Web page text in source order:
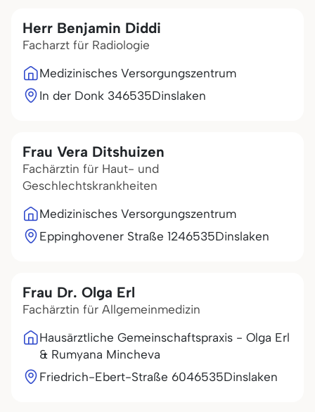
Herr Benjamin Diddi
Facharzt für Radiologie
Medizinisches Versorgungszentrum
In der Donk 346535Dinslaken
Frau Vera Ditshuizen
Fachärztin für Haut- und
Geschlechtskrankheiten
Medizinisches Versorgungszentrum
Eppinghovener Straße 1246535Dinslaken
Frau Dr. Olga Erl
Fachärztin für Allgemeinmedizin
Hausärztliche Gemeinschaftspraxis - Olga Erl
& Rumyana Mincheva
Friedrich-Ebert-Straße 6046535Dinslaken